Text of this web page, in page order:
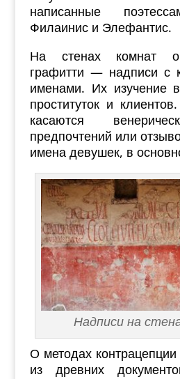
написанные
Филаинис и Элефантис.
На стенах комнат
графитти — надписи с
именами. Их изучение
проституток и
касаются
предпочтений или
имена девушек, в
Надписи на
О методах
из древних